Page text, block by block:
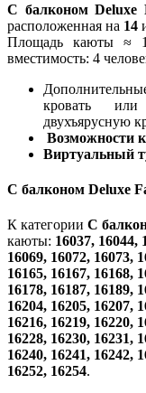
С балконом Deluxe
расположенная на 14
Площадь каюты ≈
вместимость: 4
кровать
двухъярусную
Возможности
Виртуальный
С балконом Deluxe
К категории С
каюты: 16037, 16044,
16069, 16072, 16073,
16165, 16167, 16168,
16178, 16187, 16189,
16204, 16205, 16207,
16216, 16219, 16220,
16228, 16230, 16231,
16240, 16241, 16242,
16252, 16254.